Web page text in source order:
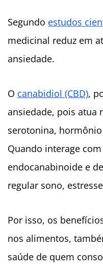
Segundo estudos
medicinal reduz em
ansiedade.
O canabidiol (CBD),
ansiedade, pois atua
serotonina,
Quando interage
endocanabinoide e
regular sono,
Por isso, os
nos alimentos,
saúde de quem